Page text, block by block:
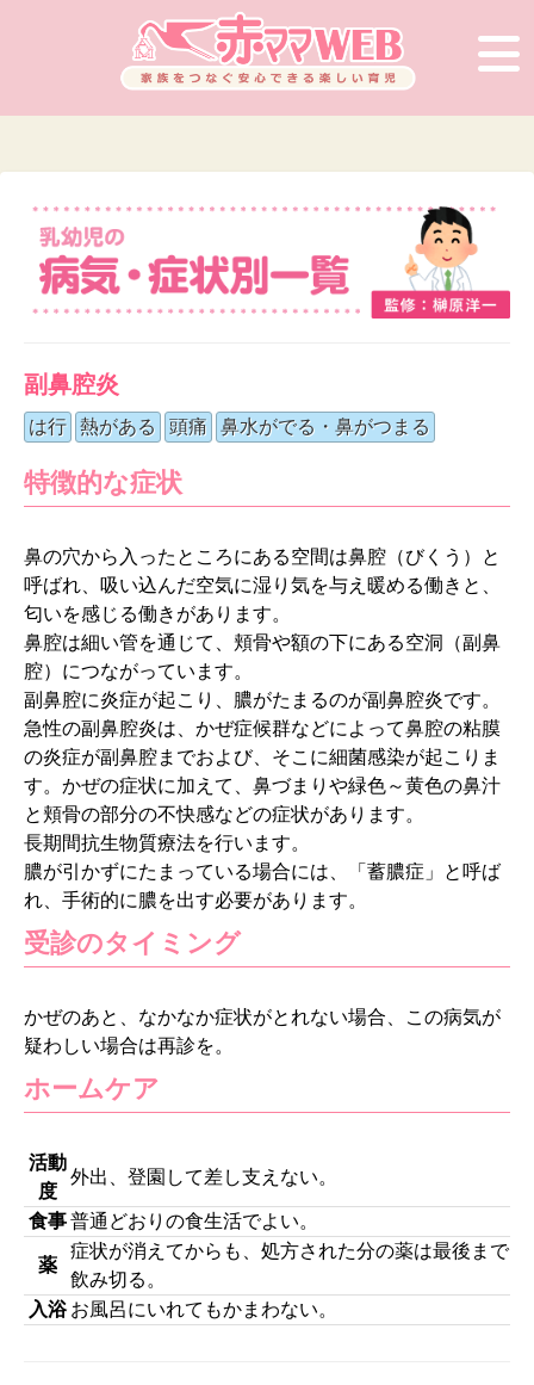
副鼻腔炎
は行 熱がある 頭痛 鼻水がでる・鼻がつまる
特徴的な症状
鼻の穴から入ったところにある空間は鼻腔（びくう）と
呼ばれ、吸い込んだ空気に湿り気を与え暖める働きと、
匂いを感じる働きがあります。
鼻腔は細い管を通じて、頬骨や額の下にある空洞（副鼻
腔）につながっています。
副鼻腔に炎症が起こり、膿がたまるのが副鼻腔炎です。
急性の副鼻腔炎は、かぜ症候群などによって鼻腔の粘膜
の炎症が副鼻腔までおよび、そこに細菌感染が起こりま
す。かぜの症状に加えて、鼻づまりや緑色～黄色の鼻汁
と頬骨の部分の不快感などの症状があります。
長期間抗生物質療法を行います。
膿が引かずにたまっている場合には、「蓄膿症」と呼ば
れ、手術的に膿を出す必要があります。
受診のタイミング
かぜのあと、なかなか症状がとれない場合、この病気が
疑わしい場合は再診を。
ホームケア
活動
度
外出、登園して差し支えない。
食事 普通どおりの食生活でよい。
薬
症状が消えてからも、処方された分の薬は最後まで
飲み切る。
入浴 お風呂にいれてもかまわない。